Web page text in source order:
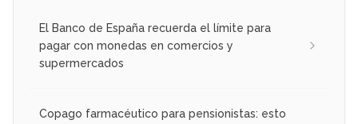
El Banco de España recuerda el límite para
pagar con monedas en comercios y
supermercados
Copago farmacéutico para pensionistas: esto